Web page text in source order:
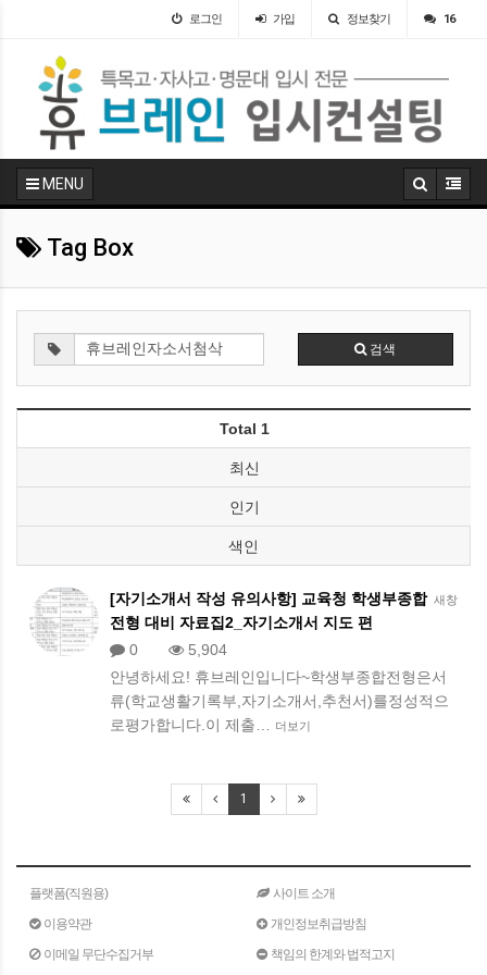
로그인 가입 정보찾기 16
MENU
Tag Box
검색
Total 1
최신
인기
색인
새창
[자기소개서 작성 유의사항] 교육청 학생부종합
전형 대비 자료집2_자기소개서 지도 편
0
5,904
안녕하세요! 휴브레인입니다~학생부종합전형은서
류(학교생활기록부,자기소개서,추천서)를정성적으
로평가합니다.이 제출…
더보기
1
플랫폼(직원용)
사이트 소개
이용약관
개인정보취급방침
이메일 무단수집거부
책임의 한계와 법적고지